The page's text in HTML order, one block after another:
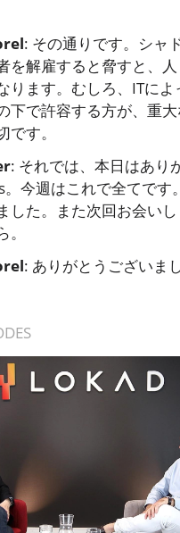
: その通りです。シャ
を解雇すると脅すと、
ります。むしろ、ITによ
下で許容する方が、重
す。
: それでは、本日はあり
。今週はこれで全てです
した。また次回お会いし
: ありがとうございま